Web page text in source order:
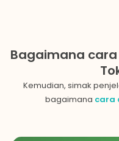
Bagaimana
Kemudian, simak
bagaimana cara